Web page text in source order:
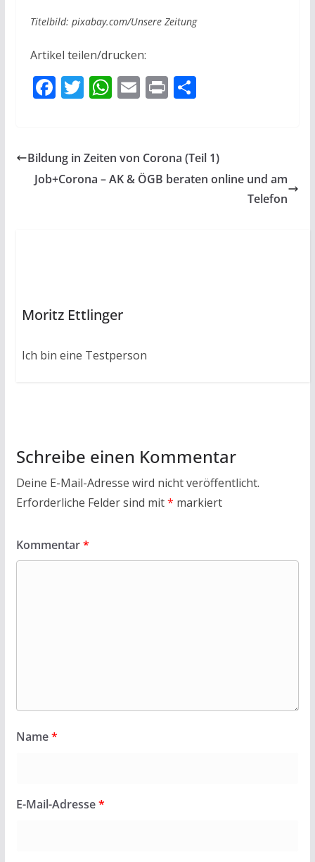
Titelbild: pixabay.com/Unsere Zeitung
Artikel teilen/drucken:
F
b
o
T
er
W
s
A
E
l
PrT
n
Bildung in Zeiten von Corona (Teil 1)
Job+Corona – AK & ÖGB beraten online und am
Telefon
Moritz Ettlinger
Ich bin eine Testperson
Schreibe einen Kommentar
Deine E-Mail-Adresse wird nicht veröffentlicht.
Erforderliche Felder sind mit* markiert
Kommentar*
Name*
E-Mail-Adresse*